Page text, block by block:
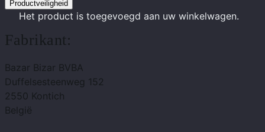
Het product is toegevoegd aan uw winkelwagen.
Productveiligheid
Fabrikant:
Bazar Bizar BVBA
Duffelsesteenweg 152
2550 Kontich
België